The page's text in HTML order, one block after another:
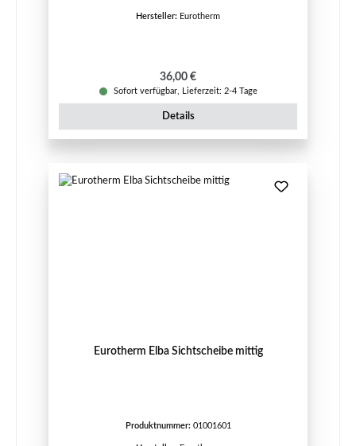
Hersteller: Eurotherm
Regulärer Preis:
36,00 €
Sofort verfügbar, Lieferzeit: 2-4 Tage
Details
Eurotherm Elba Sichtscheibe mittig
Produktnummer: 01001601